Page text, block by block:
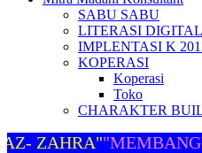
SABU SABU
LITERASI DIGITAL
IMPLENTASI K
KOPERASI
Koperasi
Toko
CHARAKTER
ZAHRA"